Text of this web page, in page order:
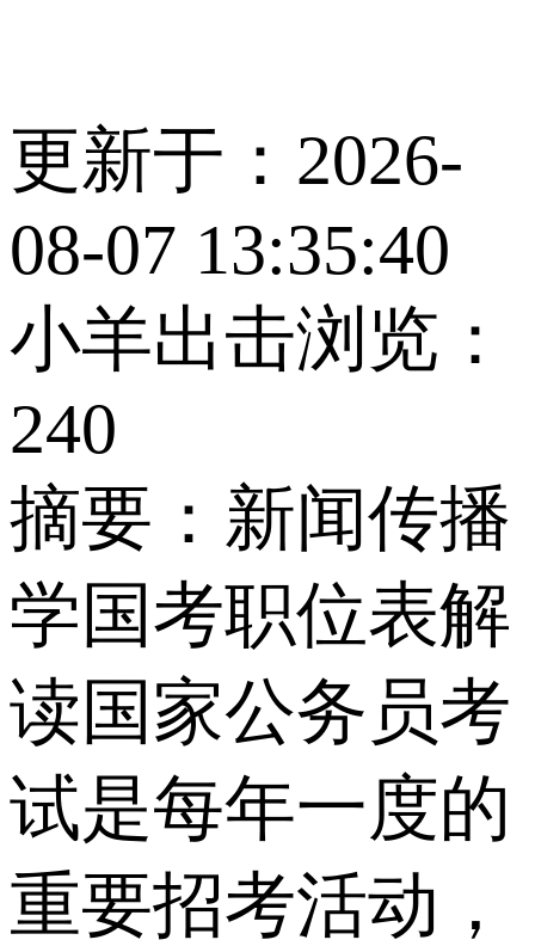
更新于：2026-
08-07 13:35:40
小羊出击浏览：
240
摘要： 新闻传播
学国考职位表解
读国家公务员考
试是每年一度的
重要招考活动，